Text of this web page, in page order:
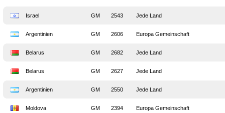
Israel GM 2543 Jede Land
Argentinien GM 2606 Europa Gemeinschaft
Belarus GM 2682 Jede Land
Belarus GM 2627 Jede Land
Argentinien GM 2550 Jede Land
Moldova GM 2394 Europa Gemeinschaft